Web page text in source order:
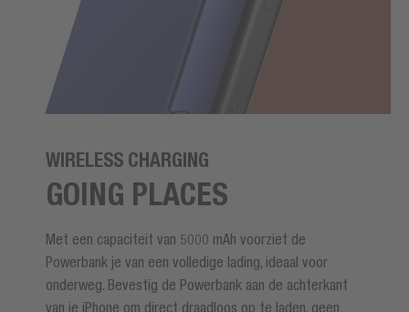
WIRELESS CHARGING
GOING PLACES
Met een capaciteit van 5000 mAh voorziet de
Powerbank je van een volledige lading, ideaal voor
onderweg. Bevestig de Powerbank aan de achterkant
van je iPhone om direct draadloos op te laden, geen